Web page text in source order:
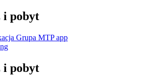
i pobyt
Grupa MTP app
i pobyt